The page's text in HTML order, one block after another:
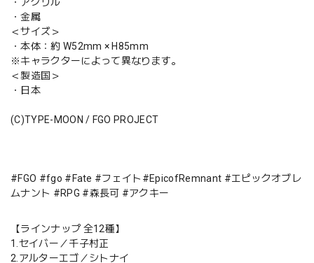
・アクリル
・金属
＜サイズ＞
・本体：約 W52mm × H85mm
※キャラクターによって異なります。
＜製造国＞
・日本
(C)TYPE-MOON / FGO PROJECT
#FGO #fgo #Fate #フェイト#EpicofRemnant #エピックオブレ
ムナント #RPG #森長可 #アクキー
【ラインナップ 全12種】
1.セイバー／千子村正
2.アルターエゴ／シトナイ